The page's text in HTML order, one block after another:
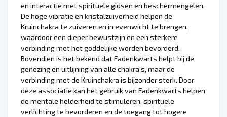
en interactie met spirituele gidsen en beschermengelen.
De hoge vibratie en kristalzuiverheid helpen de
Kruinchakra te zuiveren en in evenwicht te brengen,
waardoor een dieper bewustzijn en een sterkere
verbinding met het goddelijke worden bevorderd.
Bovendien is het bekend dat Fadenkwarts helpt bij de
genezing en uitlijning van alle chakra's, maar de
verbinding met de Kruinchakra is bijzonder sterk. Door
deze associatie kan het gebruik van Fadenkwarts helpen
de mentale helderheid te stimuleren, spirituele
verlichting te bevorderen en de toegang tot hogere